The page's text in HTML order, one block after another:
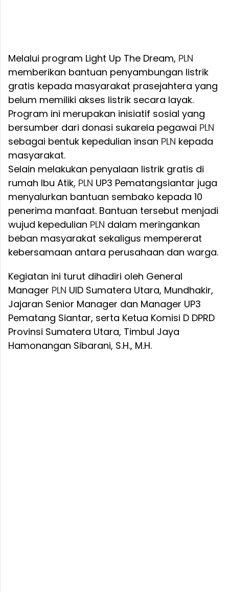
Melalui program Light Up The Dream, PLN
memberikan bantuan penyambungan listrik
gratis kepada masyarakat prasejahtera yang
belum memiliki akses listrik secara layak.
Program ini merupakan inisiatif sosial yang
bersumber dari donasi sukarela pegawai PLN
sebagai bentuk kepedulian insan PLN kepada
masyarakat.
Selain melakukan penyalaan listrik gratis di
rumah Ibu Atik, PLN UP3 Pematangsiantar juga
menyalurkan bantuan sembako kepada 10
penerima manfaat. Bantuan tersebut menjadi
wujud kepedulian PLN dalam meringankan
beban masyarakat sekaligus mempererat
kebersamaan antara perusahaan dan warga.
Kegiatan ini turut dihadiri oleh General
Manager PLN UID Sumatera Utara, Mundhakir,
Jajaran Senior Manager dan Manager UP3
Pematang Siantar, serta Ketua Komisi D DPRD
Provinsi Sumatera Utara, Timbul Jaya
Hamonangan Sibarani, S.H., M.H.